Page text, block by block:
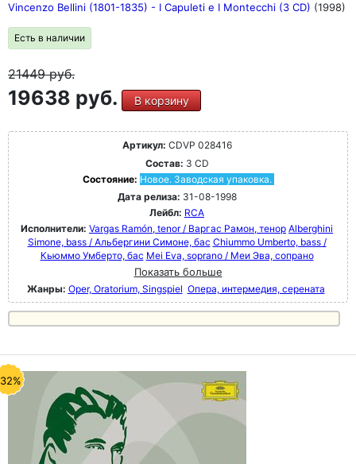
Vincenzo Bellini (1801-1835) - I Capuleti e I Montecchi (3 CD) (1998)
Есть в наличии
21449руб.
19638 руб. В корзину
Артикул: CDVP 028416
Состав: 3 CD
Состояние: Новое. Заводская упаковка.
Дата релиза: 31-08-1998
Лейбл: RCA
Исполнители: Vargas Ramón, tenor / Варгас Рамон, тенор Alberghini
Simone, bass / Альбергини Симоне, бас Chiummo Umberto, bass /
Кьюммо Умберто, бас Mei Eva, soprano / Меи Эва, сопрано
Показать больше
Жанры: Oper, Oratorium, Singspiel Опера, интермедия, серената